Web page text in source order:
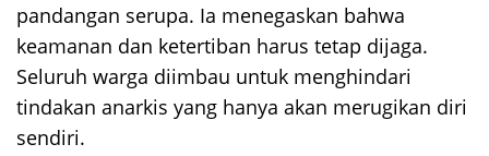
pandangan serupa. Ia menegaskan bahwa
keamanan dan ketertiban harus tetap dijaga.
Seluruh warga diimbau untuk menghindari
tindakan anarkis yang hanya akan merugikan diri
sendiri.